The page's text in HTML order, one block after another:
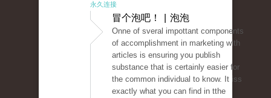
永久连接
冒个泡吧！ | 泡泡
Onne of sveral impottant components
of accomplishment in marketing with
articles is ensuring you publish
substance that is certainly easier for
the common individual to know. It iss
exactly what you can find in tthe